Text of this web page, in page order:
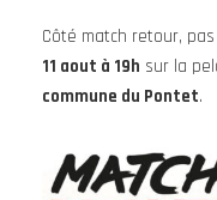
Côté match retour,
11 aout à 19h sur la
commune du Pontet.